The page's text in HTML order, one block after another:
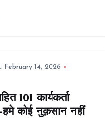
February 14, 2026
101 कार्यकर्ता
कोई नुक़सान नहीं